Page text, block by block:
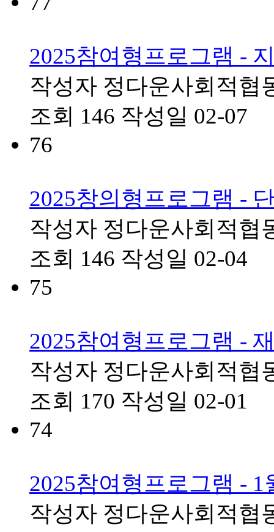
2025참여형프로그램 -
작성자 정다운사회적협
조회 146 작성일 02-07
76
2025창의형프로그램 -
작성자 정다운사회적협
조회 146 작성일 02-04
75
2025참여형프로그램 -
작성자 정다운사회적협
조회 170 작성일 02-01
74
2025참여형프로그램 - 1
작성자 정다운사회적협